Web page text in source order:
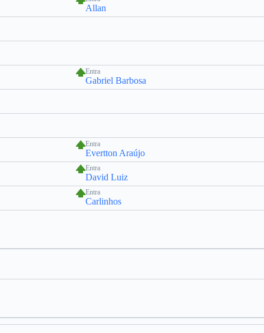
Allan
Entra
Gabriel Barbosa
Entra
Evertton Araújo
Entra
David Luiz
Entra
Carlinhos